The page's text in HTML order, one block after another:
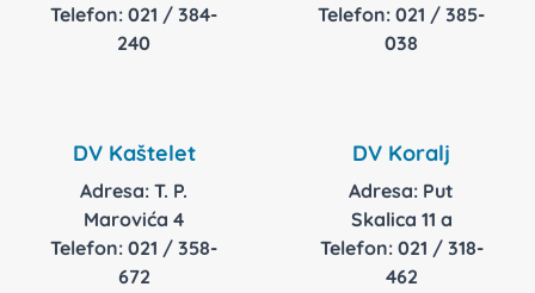
Telefon: 021 / 384-
240
Telefon: 021 / 385-
038
DV Kaštelet
Adresa: T. P.
Marovića 4
Telefon: 021 / 358-
672
DV Koralj
Adresa: Put
Skalica 11 a
Telefon: 021 / 318-
462